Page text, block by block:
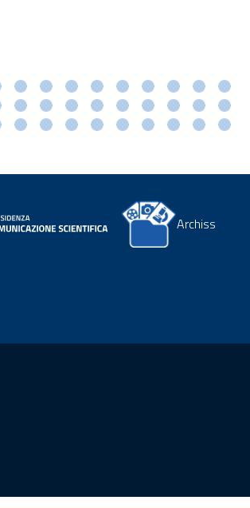
Archiss